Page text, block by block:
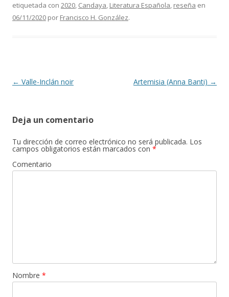
etiquetada con 2020, Candaya, Literatura Española, reseña en
06/11/2020 por Francisco H. González.
Navegación de entradas
← Valle-Inclán noir Artemisia (Anna Banti) →
Deja un comentario
Tu dirección de correo electrónico no será publicada. Los
campos obligatorios están marcados con *
Comentario
Nombre *